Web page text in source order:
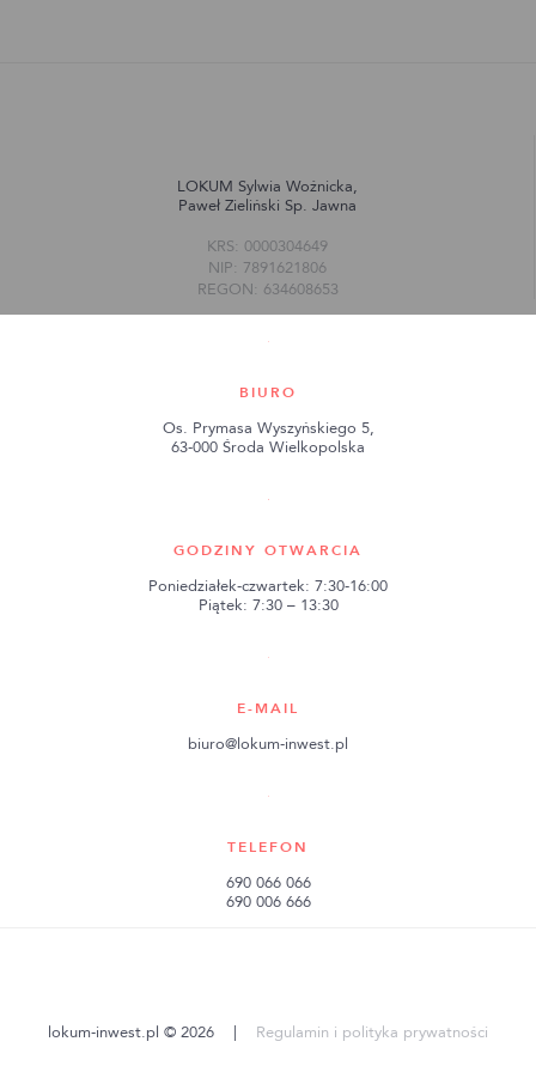
LOKUM Sylwia Woźnicka,
Paweł Zieliński Sp. Jawna
KRS: 0000304649
NIP: 7891621806
REGON: 634608653
BIURO
Os. Prymasa Wyszyńskiego 5,
63-000 Środa Wielkopolska
GODZINY OTWARCIA
Poniedziałek-czwartek: 7:30-16:00
Piątek: 7:30 – 13:30
E-MAIL
biuro@lokum-inwest.pl
TELEFON
690 066 066
690 006 666
lokum-inwest.pl © 2026 | Regulamin i polityka prywatności